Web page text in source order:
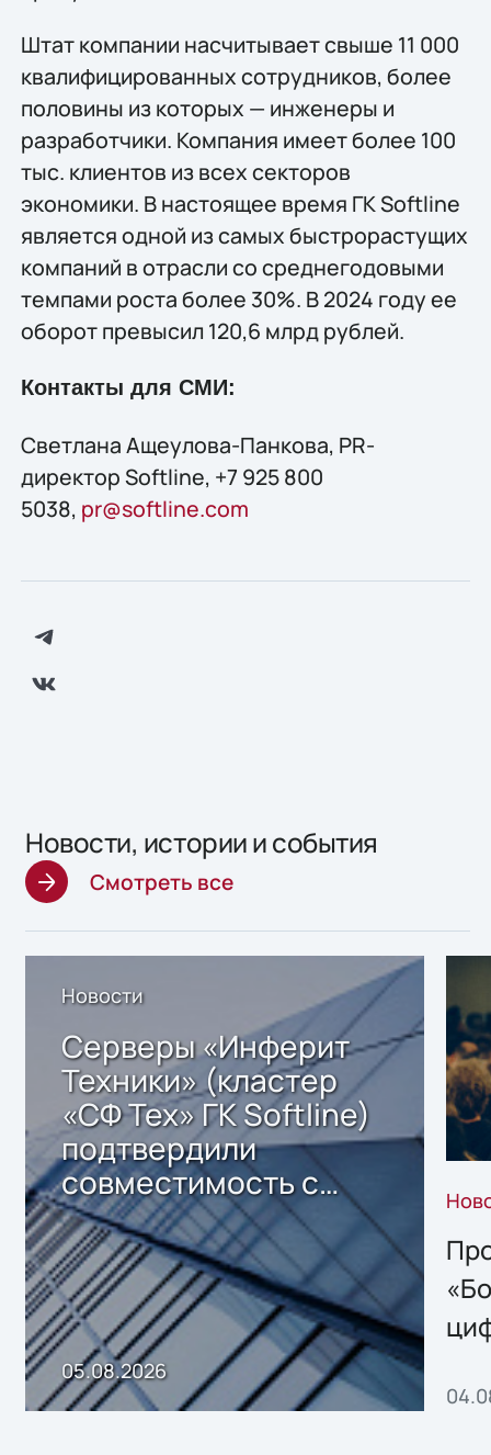
Штат компании насчитывает свыше 11 000
квалифицированных сотрудников, более
половины из которых — инженеры и
разработчики. Компания имеет более 100
тыс. клиентов из всех секторов
экономики. В настоящее время ГК Softline
является одной из самых быстрорастущих
компаний в отрасли со среднегодовыми
темпами роста более 30%. В 2024 году ее
оборот превысил 120,6 млрд рублей.
Контакты для СМИ:
Светлана Ащеулова-Панкова, PR-
директор Softline, +7 925 800
5038, pr@softline.com
Новости, истории и события
Смотреть все
Новости
Серверы «Инферит
Техники» (кластер
«СФ Тех» ГК Softline)
подтвердили
совместимость с
решением Sharx
Storage 2.x для
хранения данных
05.08.2026